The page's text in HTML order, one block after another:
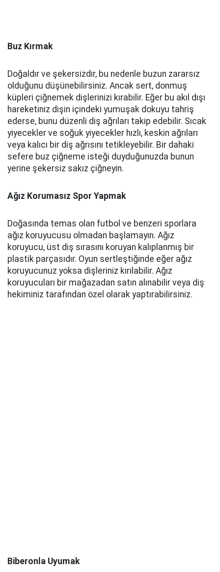
Buz Kırmak
Doğaldır ve şekersizdir, bu nedenle buzun zararsız
olduğunu düşünebilirsiniz. Ancak sert, donmuş
küpleri çiğnemek dişlerinizi kırabilir. Eğer bu akıl dışı
hareketiniz dişin içindeki yumuşak dokuyu tahriş
ederse, bunu düzenli diş ağrıları takip edebilir. Sıcak
yiyecekler ve soğuk yiyecekler hızlı, keskin ağrıları
veya kalıcı bir diş ağrısını tetikleyebilir. Bir dahaki
sefere buz çiğneme isteği duyduğunuzda bunun
yerine şekersiz sakız çiğneyin.
Ağız Korumasız Spor Yapmak
Doğasında temas olan futbol ve benzeri sporlara
ağız koruyucusu olmadan başlamayın. Ağız
koruyucu, üst diş sırasını koruyan kalıplanmış bir
plastik parçasıdır. Oyun sertleştiğinde eğer ağız
koruyucunuz yoksa dişleriniz kırılabilir. Ağız
koruyucuları bir mağazadan satın alınabilir veya diş
hekiminiz tarafından özel olarak yaptırabilirsiniz.
Biberonla Uyumak